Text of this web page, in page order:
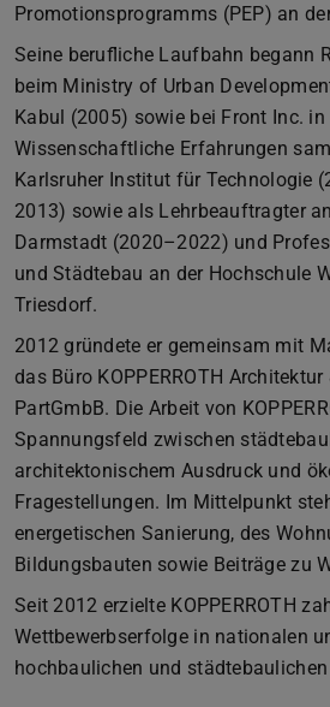
Promotionsprogramms (PEP) an
Seine berufliche Laufbahn begann
beim Ministry of Urban
Kabul (2005) sowie bei Front Inc. in
Wissenschaftliche Erfahrungen
Karlsruher Institut für Technologie
2013) sowie als Lehrbeauftragter
Darmstadt (2020–2022) und
und Städtebau an der Hochschule
Triesdorf.
2012 gründete er gemeinsam mit
das Büro KOPPERROTH
PartGmbB. Die Arbeit von
Spannungsfeld zwischen
architektonischem Ausdruck und
Fragestellungen. Im Mittelpunkt
energetischen Sanierung, des
Bildungsbauten sowie Beiträge zu
Seit 2012 erzielte KOPPERROTH
Wettbewerbserfolge in nationalen
hochbaulichen und